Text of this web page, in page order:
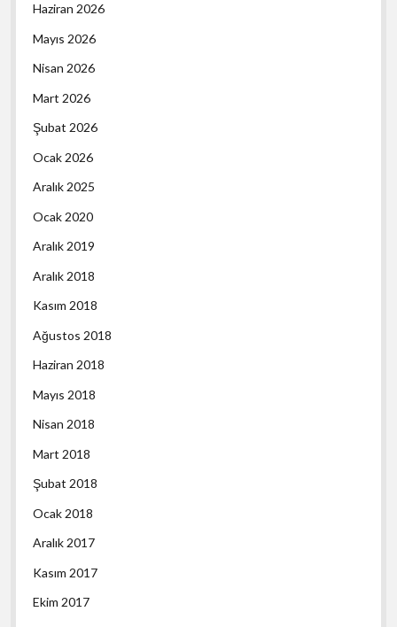
Haziran 2026
Mayıs 2026
Nisan 2026
Mart 2026
Şubat 2026
Ocak 2026
Aralık 2025
Ocak 2020
Aralık 2019
Aralık 2018
Kasım 2018
Ağustos 2018
Haziran 2018
Mayıs 2018
Nisan 2018
Mart 2018
Şubat 2018
Ocak 2018
Aralık 2017
Kasım 2017
Ekim 2017